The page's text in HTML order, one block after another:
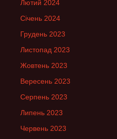
Лютий 2024
Січень 2024
Грудень 2023
Листопад 2023
Жовтень 2023
Вересень 2023
Серпень 2023
Липень 2023
Червень 2023